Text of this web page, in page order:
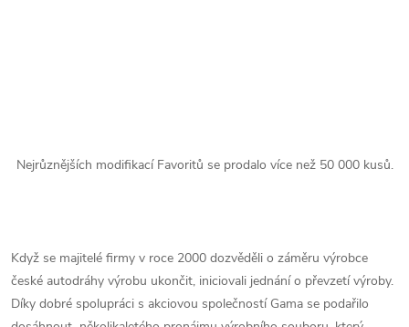
Nejrůznějších modifikací Favoritů se prodalo více než 50 000 kusů.
Když se majitelé firmy v roce 2000 dozvěděli o záměru výrobce
české autodráhy výrobu ukončit, iniciovali jednání o převzetí výroby.
Díky dobré spolupráci s akciovou společností Gama se podařilo